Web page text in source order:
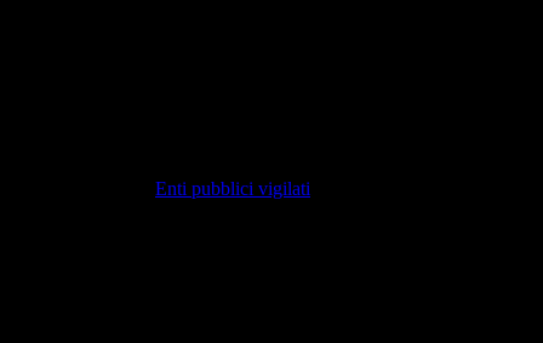
Enti pubblici vigilati